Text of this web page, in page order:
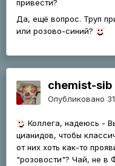
привести?
Да, ещё вопрос. Труп
или розово-синий?
chemist-sib
Опубликовано
Коллега, надеюсь -
цианидов, чтобы
от них хоть как-то
"розовости"? Чай, не в